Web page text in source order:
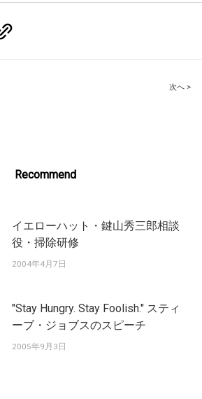
次へ >
Recommend
イエローハット・鍵山秀三郎相談
役・掃除研修
2004年4月7日
"Stay Hungry. Stay Foolish." スティ
ーブ・ジョブスのスピーチ
2005年9月3日